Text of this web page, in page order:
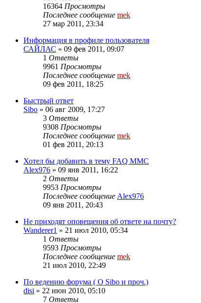
16364 Просмотры
Последнее сообщение mek
27 мар 2011, 23:34
Информация в профиле пользователя
САЙЛАС » 09 фев 2011, 09:07
1 Ответы
9961 Просмотры
Последнее сообщение mek
09 фев 2011, 18:25
Быстрый ответ
Sibo » 06 авг 2009, 17:27
3 Ответы
9308 Просмотры
Последнее сообщение mek
01 фев 2011, 20:13
Хотел бы добавить в тему FAQ MMC
Alex976 » 09 янв 2011, 16:22
2 Ответы
9953 Просмотры
Последнее сообщение Alex976
09 янв 2011, 20:43
Не приходят оповещения об ответе на почту?
Wanderer1 » 21 июл 2010, 05:34
1 Ответы
9593 Просмотры
Последнее сообщение mek
21 июл 2010, 22:49
По ведению форума ( О Sibo и проч.)
disi » 22 июн 2010, 05:10
7 Ответы